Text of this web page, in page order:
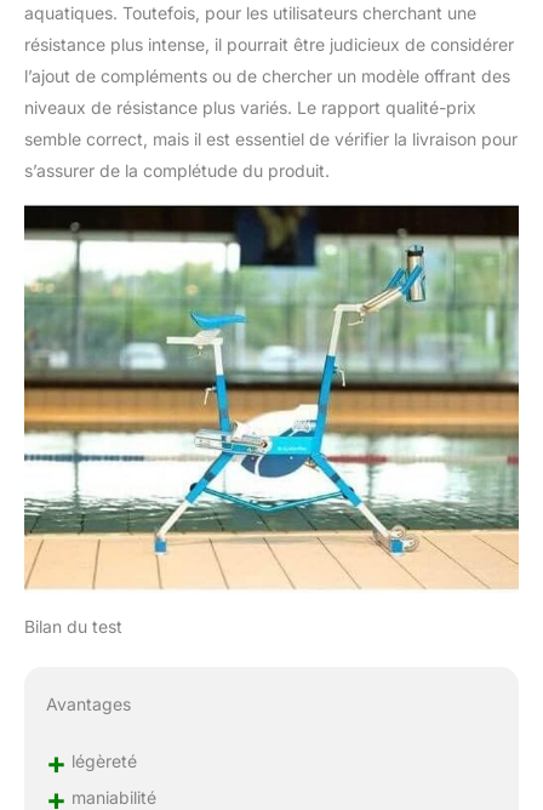
aquatiques. Toutefois, pour les utilisateurs cherchant une
résistance plus intense, il pourrait être judicieux de considérer
l’ajout de compléments ou de chercher un modèle offrant des
niveaux de résistance plus variés. Le rapport qualité-prix
semble correct, mais il est essentiel de vérifier la livraison pour
s’assurer de la complétude du produit.
Bilan du test
Avantages
+ légèreté
+ maniabilité